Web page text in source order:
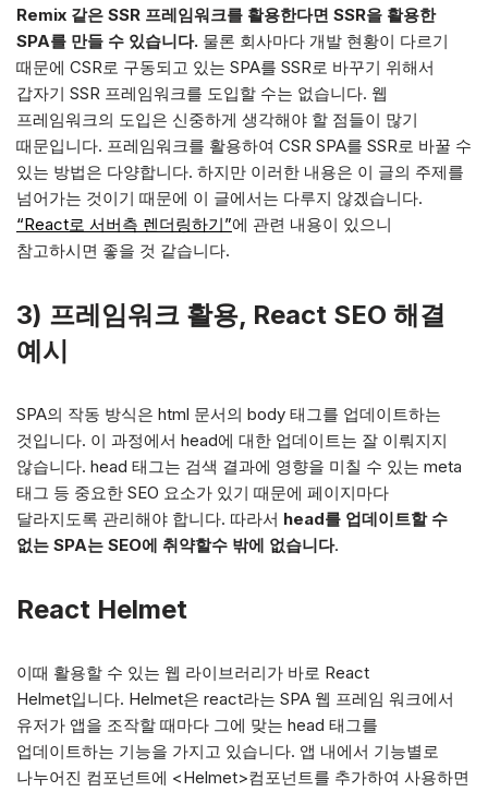
Remix 같은 SSR 프레임워크를 활용한다면 SSR을 활용한
SPA를 만들 수 있습니다. 물론 회사마다 개발 현황이 다르기
때문에 CSR로 구동되고 있는 SPA를 SSR로 바꾸기 위해서
갑자기 SSR 프레임워크를 도입할 수는 없습니다. 웹
프레임워크의 도입은 신중하게 생각해야 할 점들이 많기
때문입니다. 프레임워크를 활용하여 CSR SPA를 SSR로 바꿀 수
있는 방법은 다양합니다. 하지만 이러한 내용은 이 글의 주제를
넘어가는 것이기 때문에 이 글에서는 다루지 않겠습니다.
“React로 서버측 렌더링하기”에 관련 내용이 있으니
참고하시면 좋을 것 같습니다.
3) 프레임워크 활용, React SEO 해결
예시
SPA의 작동 방식은 html 문서의 body 태그를 업데이트하는
것입니다. 이 과정에서 head에 대한 업데이트는 잘 이뤄지지
않습니다. head 태그는 검색 결과에 영향을 미칠 수 있는 meta
태그 등 중요한 SEO 요소가 있기 때문에 페이지마다
달라지도록 관리해야 합니다. 따라서 head를 업데이트할 수
없는 SPA는 SEO에 취약할수 밖에 없습니다.
React Helmet
이때 활용할 수 있는 웹 라이브러리가 바로 React
Helmet입니다. Helmet은 react라는 SPA 웹 프레임 워크에서
유저가 앱을 조작할 때마다 그에 맞는 head 태그를
업데이트하는 기능을 가지고 있습니다. 앱 내에서 기능별로
나누어진 컴포넌트에 <Helmet>컴포넌트를 추가하여 사용하면